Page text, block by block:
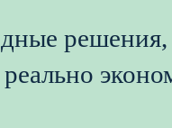
решения,